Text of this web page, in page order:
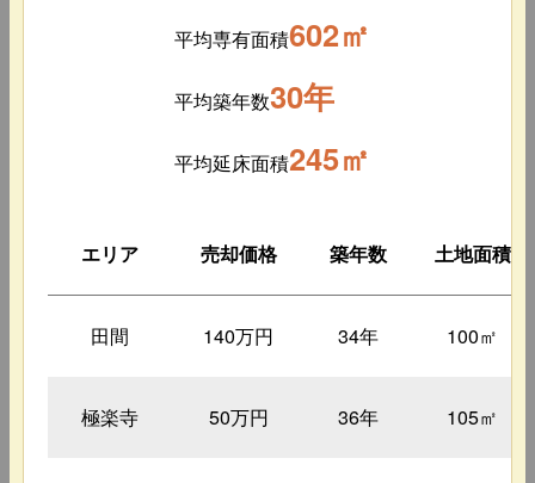
平均専有面積602㎡
平均築年数30年
平均延床面積245㎡
エリア 売却価格 築年数 土地面積
田間 140万円 34年 100㎡
極楽寺 50万円 36年 105㎡